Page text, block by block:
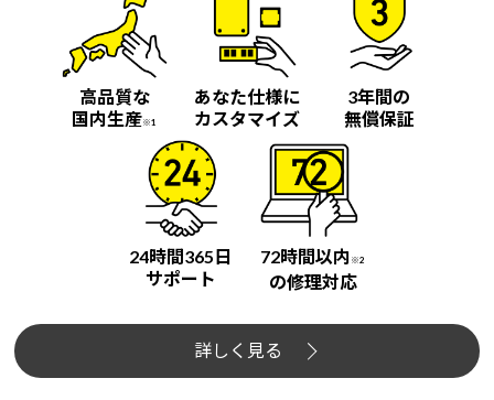
高品質な
国内生産※1
あなた仕様に
カスタマイズ
3年間の
無償保証
24時間365日
サポート
72時間以内 ※2
の修理対応
詳しく見る